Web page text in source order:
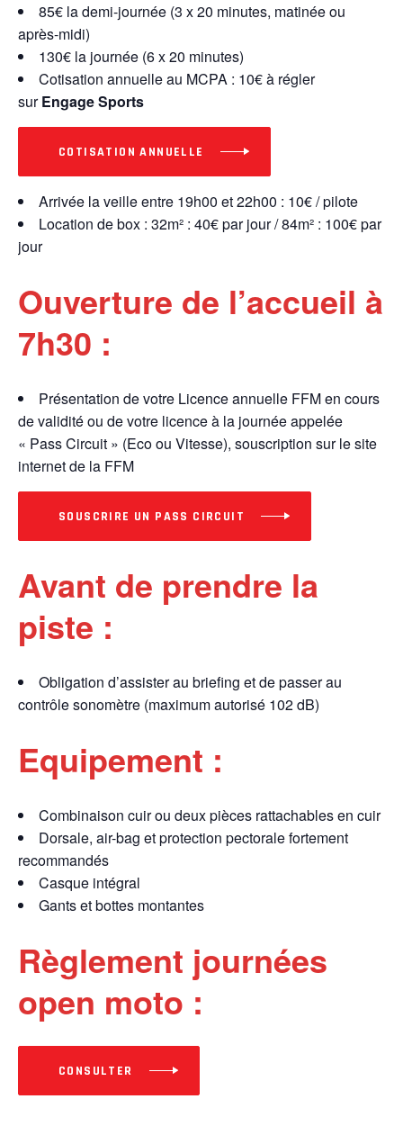
85€ la demi-journée (3 x 20 minutes, matinée ou
après-midi)
130€ la journée (6 x 20 minutes)
Cotisation annuelle au MCPA : 10€ à régler
surEngage Sports
COTISATION ANNUELLE
Arrivée la veille entre 19h00 et 22h00 : 10€ / pilote
Location de box : 32m² : 40€ par jour / 84m² : 100€ par
jour
Ouverture de l’accueil à
7h30 :
Présentation de votre Licence annuelle FFM en cours
de validité ou de votre licence à la journée appelée
« Pass Circuit » (Eco ou Vitesse), souscription sur le site
internet de la FFM
SOUSCRIRE UN PASS CIRCUIT
Avant de prendre la
piste :
Obligation d’assister au briefing et de passer au
contrôle sonomètre (maximum autorisé 102 dB)
Equipement :
Combinaison cuir ou deux pièces rattachables en cuir
Dorsale, air-bag et protection pectorale fortement
recommandés
Casque intégral
Gants et bottes montantes
Règlement journées
open moto :
CONSULTER